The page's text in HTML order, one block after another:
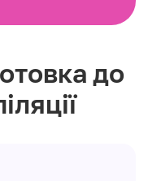
до